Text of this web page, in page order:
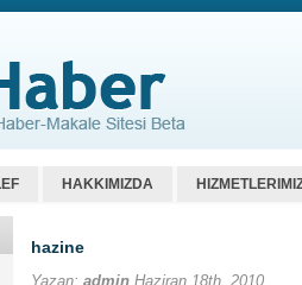
HAKKIMIZDA
hazine
Yazan: admin Haziran 18th, 2010